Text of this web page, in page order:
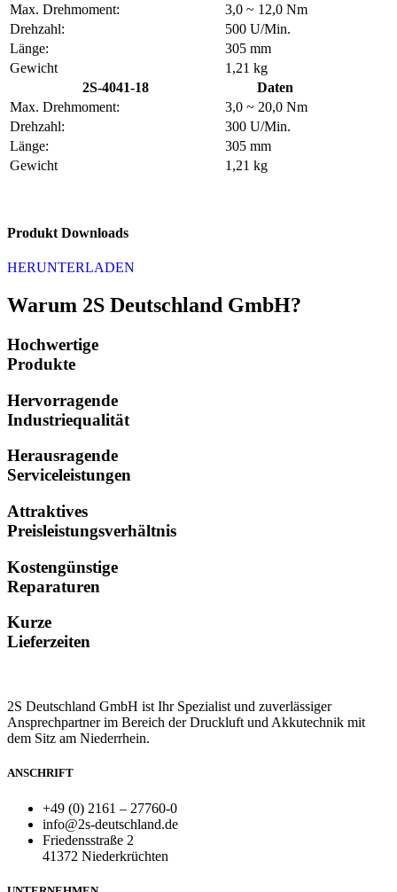
Max. Drehmoment:
3,0 ~ 12,0 Nm
Drehzahl:
500 U/Min.
Länge:
305 mm
Gewicht
1,21 kg
2S-4041-18
Daten
Max. Drehmoment:
3,0 ~ 20,0 Nm
Drehzahl:
300 U/Min.
Länge:
305 mm
Gewicht
1,21 kg
Produkt Downloads
HERUNTERLADEN
Warum 2S Deutschland GmbH?
Hochwertige
Produkte
Hervorragende
Industriequalität
Herausragende
Serviceleistungen
Attraktives
Preisleistungsverhältnis
Kostengünstige
Reparaturen
Kurze
Lieferzeiten
2S Deutschland GmbH ist Ihr Spezialist und zuverlässiger
Ansprechpartner im Bereich der Druckluft und Akkutechnik mit
dem Sitz am Niederrhein.
ANSCHRIFT
+49 (0) 2161 – 27760-0
info@2s-deutschland.de
Friedensstraße 2
41372 Niederkrüchten